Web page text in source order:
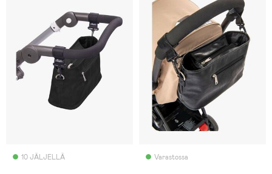
10 JÄLJELLÄ Varastossa